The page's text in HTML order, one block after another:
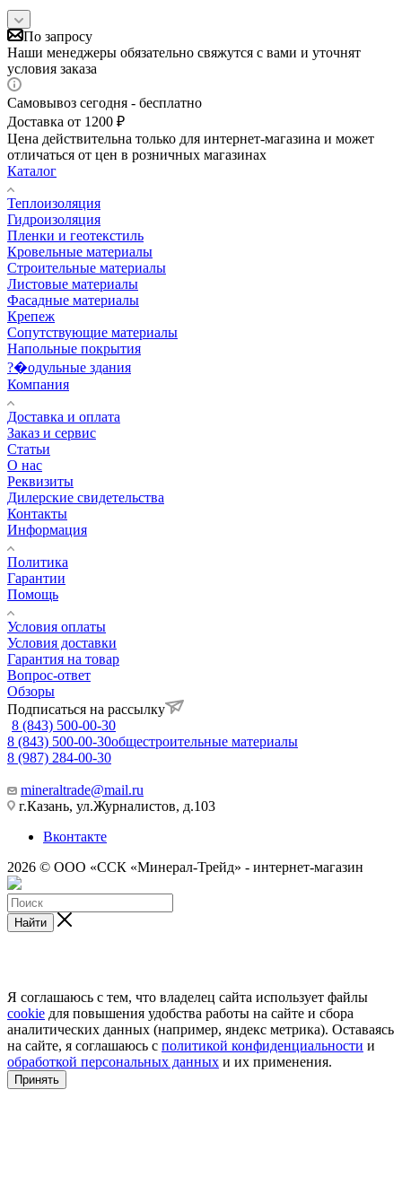
По запросу
Наши менеджеры обязательно свяжутся с вами и уточнят
условия заказа
Самовывоз сегодня - бесплатно
Доставка от 1200 ₽
Цена действительна только для интернет-магазина и может
отличаться от цен в розничных магазинах
Каталог
Теплоизоляция
Гидроизоляция
Пленки и геотекстиль
Кровельные материалы
Строительные материалы
Листовые материалы
Фасадные материалы
Крепеж
Сопутствующие материалы
Напольные покрытия
?�одульные здания
Компания
Доставка и оплата
Заказ и сервис
Статьи
О нас
Реквизиты
Дилерские свидетельства
Контакты
Информация
Политика
Гарантии
Помощь
Условия оплаты
Условия доставки
Гарантия на товар
Вопрос-ответ
Обзоры
Подписаться на рассылку
8 (843) 500-00-30
8 (843) 500-00-30общестроительные материалы
8 (987) 284-00-30
mineraltrade@mail.ru
г.Казань, ул.Журналистов, д.103
Вконтакте
2026 © ООО «ССК «Минерал-Трейд» - интернет-магазин
Найти
Я соглашаюсь с тем, что владелец сайта использует файлы
cookie для повышения удобства работы на сайте и сбора
аналитических данных (например, яндекс метрика). Оставаясь
на сайте, я соглашаюсь с политикой конфиденциальности и
обработкой персональных данных и их применения.
Принять